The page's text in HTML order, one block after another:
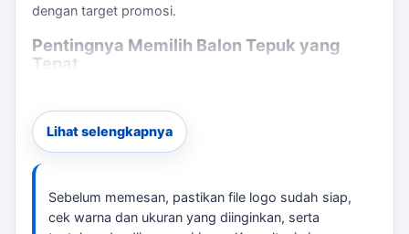
dengan target promosi.
Pentingnya Memilih Balon Tepuk yang
Tepat
dapat berakibat pada kurangnya dukungan visual dan
suara yang diharapkan. Misalnya, untuk konser dengan
banyak balon dengan cetakan logo agar dapat terlihat
dari jarak jauh. tersedia pilihan balon tepuk yang dapat
disesuaikan dengan kebutuhan acara Anda. Untuk
Lihat selengkapnya
Sebelum memesan, pastikan file logo sudah siap,
cek warna dan ukuran yang diinginkan, serta